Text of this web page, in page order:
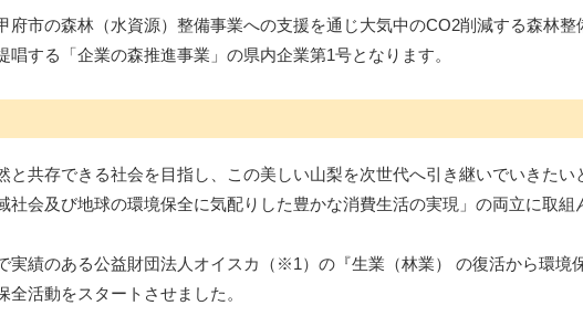
市の森林（水資源）整備事業への支援を通じ大気中のCO2削減する森林
唱する「企業の森推進事業」の県内企業第1号となります。
共存できる社会を目指し、この美しい山梨を次世代へ引き継いでいきた
会及び地球の環境保全に気配りした豊かな消費生活の実現」の両立に取組
実績のある公益財団法人オイスカ（※1）の『生業（林業） の復活から環境
活動をスタートさせました。